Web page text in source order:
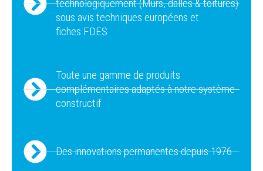
technologiquement (Murs, dalles & toitures)
sous avis techniques européens et
fiches FDES
Toute une gamme de produits
complémentaires adaptés à notre système
constructif
Des innovations permanentes depuis 1976